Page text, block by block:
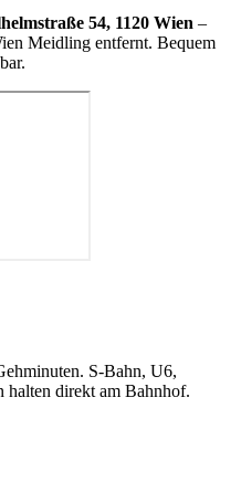
54, 1120 Wien –
Meidling entfernt. Bequem
S-Bahn, U6,
halten direkt am Bahnhof.